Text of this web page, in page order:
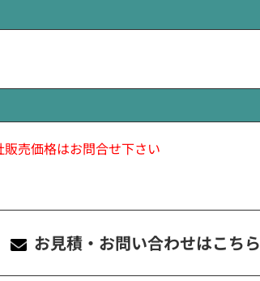
売価格はお問合せ下さい
お見積・お問い合わせはこちら